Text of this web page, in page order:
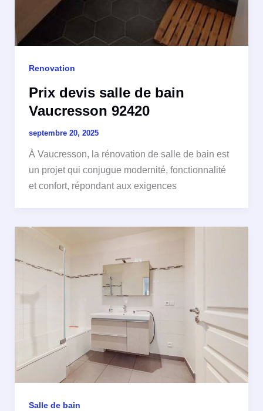
Renovation
Prix devis salle de bain
Vaucresson 92420
septembre 20, 2025
À Vaucresson, la rénovation de salle de bain est
un projet qui conjugue modernité, fonctionnalité
et confort, répondant aux exigences
Salle de bain